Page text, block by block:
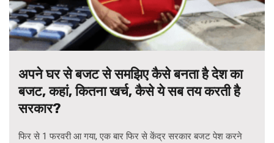
अपने घर से बजट से समझिए कैसे बनता है देश का
बजट, कहां, कितना खर्च, कैसे ये सब तय करती है
सरकार?
फिर से 1 फरवरी आ गया, एक बार फिर से केंद्र सरकार बजट पेश करने